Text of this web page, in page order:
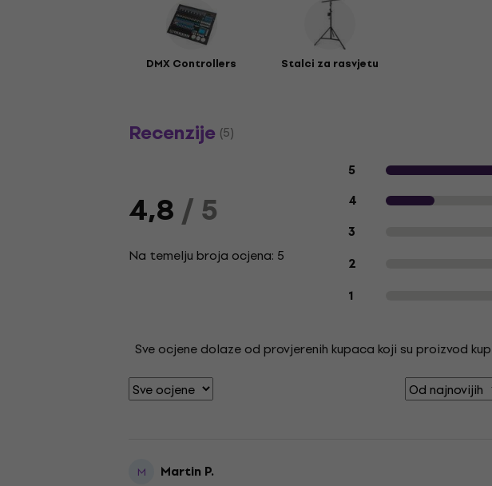
DMX Controllers Stalci za rasvjetu
Recenzije (5)
4,8/ 5
Na temelju broja ocjena: 5
Ocjene proizvoda
5
4
3
2
1
Sve ocjene dolaze od provjerenih kupaca koji su proizvod
M Martin P.